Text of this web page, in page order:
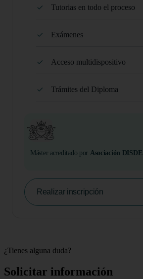
Tutorias en todo el proceso
Exámenes
Acceso multidispositivo
Trámites del Diploma
Máster acreditado por Asociación DISDE
Realizar inscripción
¿Tienes alguna duda?
Solicitar información